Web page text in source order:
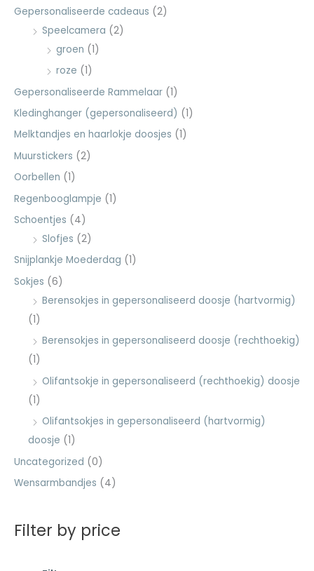
Gepersonaliseerde cadeaus (2)
Speelcamera (2)
groen (1)
roze (1)
Gepersonaliseerde Rammelaar (1)
Kledinghanger (gepersonaliseerd) (1)
Melktandjes en haarlokje doosjes (1)
Muurstickers (2)
Oorbellen (1)
Regenbooglampje (1)
Schoentjes (4)
Slofjes (2)
Snijplankje Moederdag (1)
Sokjes (6)
Berensokjes in gepersonaliseerd doosje (hartvormig)
(1)
Berensokjes in gepersonaliseerd doosje (rechthoekig)
(1)
Olifantsokje in gepersonaliseerd (rechthoekig) doosje
(1)
Olifantsokjes in gepersonaliseerd (hartvormig)
doosje (1)
Uncategorized (0)
Wensarmbandjes (4)
Filter by price